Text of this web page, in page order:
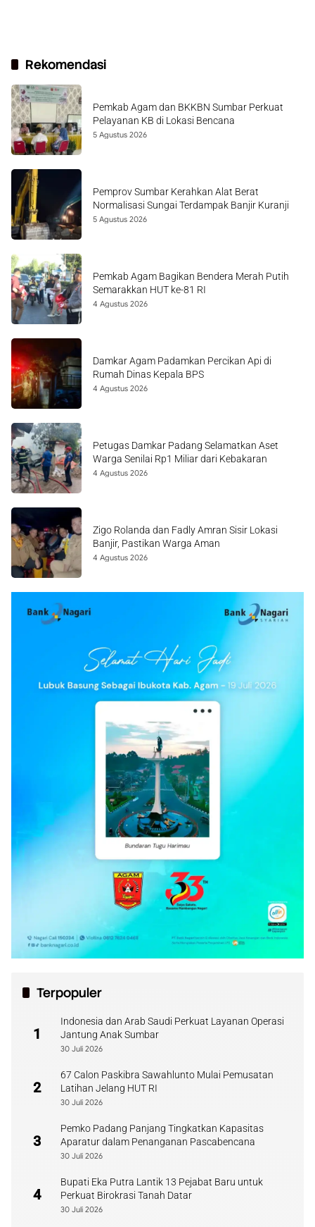
Rekomendasi
Pemkab Agam dan BKKBN Sumbar Perkuat
Pelayanan KB di Lokasi Bencana
5 Agustus 2026
Pemprov Sumbar Kerahkan Alat Berat
Normalisasi Sungai Terdampak Banjir Kuranji
5 Agustus 2026
Pemkab Agam Bagikan Bendera Merah Putih
Semarakkan HUT ke-81 RI
4 Agustus 2026
Damkar Agam Padamkan Percikan Api di
Rumah Dinas Kepala BPS
4 Agustus 2026
Petugas Damkar Padang Selamatkan Aset
Warga Senilai Rp1 Miliar dari Kebakaran
4 Agustus 2026
Zigo Rolanda dan Fadly Amran Sisir Lokasi
Banjir, Pastikan Warga Aman
4 Agustus 2026
Terpopuler
1
Indonesia dan Arab Saudi Perkuat Layanan Operasi
Jantung Anak Sumbar
30 Juli 2026
2
67 Calon Paskibra Sawahlunto Mulai Pemusatan
Latihan Jelang HUT RI
30 Juli 2026
3
Pemko Padang Panjang Tingkatkan Kapasitas
Aparatur dalam Penanganan Pascabencana
30 Juli 2026
4
Bupati Eka Putra Lantik 13 Pejabat Baru untuk
Perkuat Birokrasi Tanah Datar
30 Juli 2026